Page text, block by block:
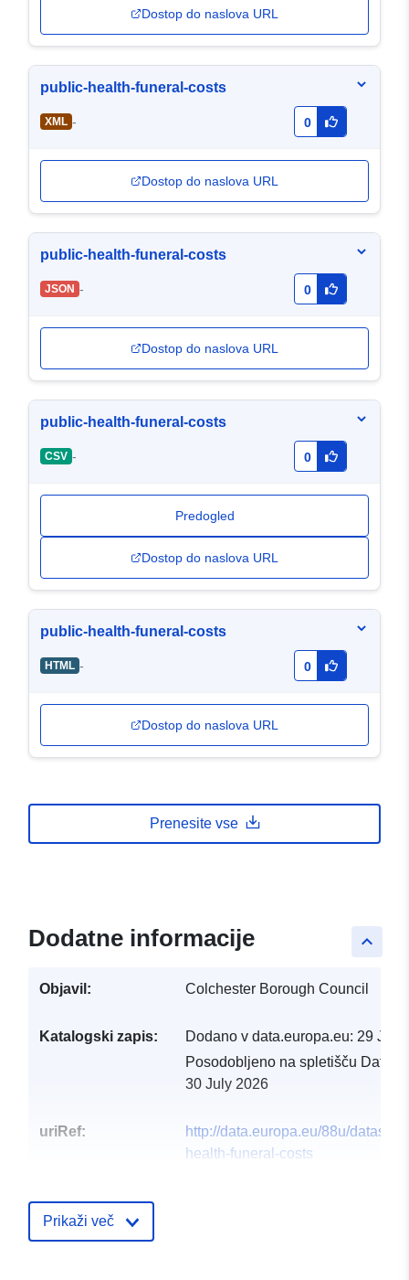
Dostop do naslova URL
public-health-funeral-costs
XML - 0
Dostop do naslova URL
public-health-funeral-costs
JSON - 0
Dostop do naslova URL
public-health-funeral-costs
CSV - 0
Predogled
Dostop do naslova URL
public-health-funeral-costs
HTML - 0
Dostop do naslova URL
Prenesite vse
keyboard_arrow_up
Dodatne informacije
Objavil: Colchester Borough Council
Katalogski zapis: Dodano v data.europa.eu: 29 July
Posodobljeno na spletišču
30 July 2026
uriRef:
http://data.europa.eu/88u/dataset/
health-funeral-costs
Prikaži več